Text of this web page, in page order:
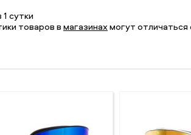
сутки
товаров вмагазинахмогут